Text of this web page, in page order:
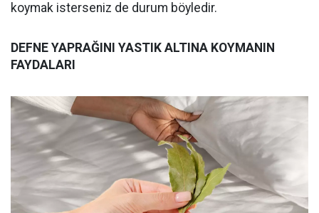
koymak isterseniz de durum böyledir.
DEFNE YAPRAĞINI YASTIK ALTINA KOYMANIN
FAYDALARI